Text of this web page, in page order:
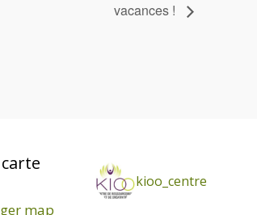
vacances !
kioo_centre